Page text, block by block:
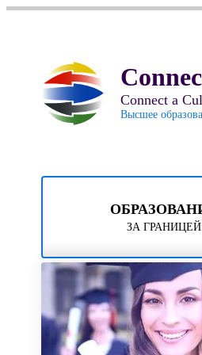
Connect a
Высшее
ЗА ГРАНИЦЕЙ